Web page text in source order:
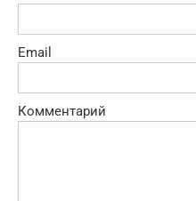
Email
Комментарий